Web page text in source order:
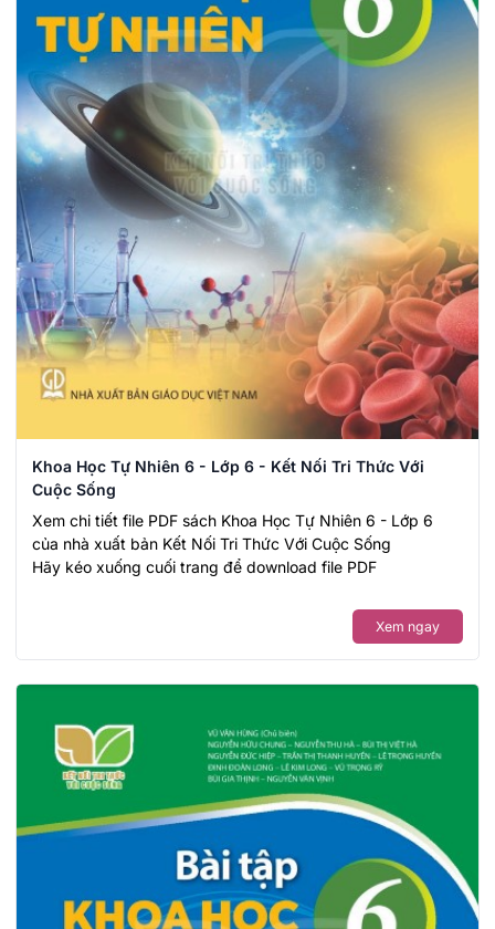
Khoa Học Tự Nhiên 6 - Lớp 6 - Kết Nối Tri Thức Với
Cuộc Sống
Xem chi tiết file PDF sách Khoa Học Tự Nhiên 6 - Lớp 6
của nhà xuất bản Kết Nối Tri Thức Với Cuộc Sống
Hãy kéo xuống cuối trang để download file PDF
Xem ngay